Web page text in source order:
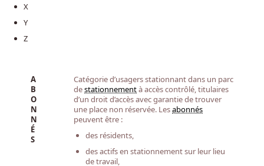
X
Y
Z
A
B
O
N
N
É
S
Catégorie d’usagers stationnant dans un parc
destationnementà accès contrôlé, titulaires
d’un droit d’accès avec garantie de trouver
une place non réservée. Lesabonnés
peuvent être :
des résidents,
des actifs en stationnement sur leur lieu
de travail,